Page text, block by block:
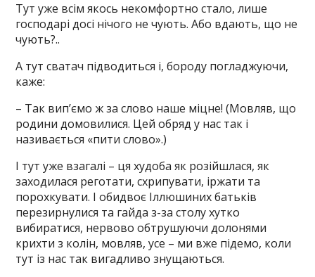
Тут уже всім якось некомфортно стало, лише
господарі досі нічого не чують. Або вдають, що не
чують?..
А тут сватач підводиться і, бороду погладжуючи,
каже:
– Так вип’ємо ж за слово наше міцне! (Мовляв, що
родини домовилися. Цей обряд у нас так і
називається «пити слово».)
І тут уже взагалі – ця худоба як розійшлася, як
заходилася реготати, схрипувати, іржати та
порохкувати. І обидвоє Іллюшиних батьків
перезирнулися та гайда з-за столу хутко
вибиратися, нервово обтрушуючи долонями
крихти з колін, мовляв, усе – ми вже підемо, коли
тут із нас так вигадливо знущаються.